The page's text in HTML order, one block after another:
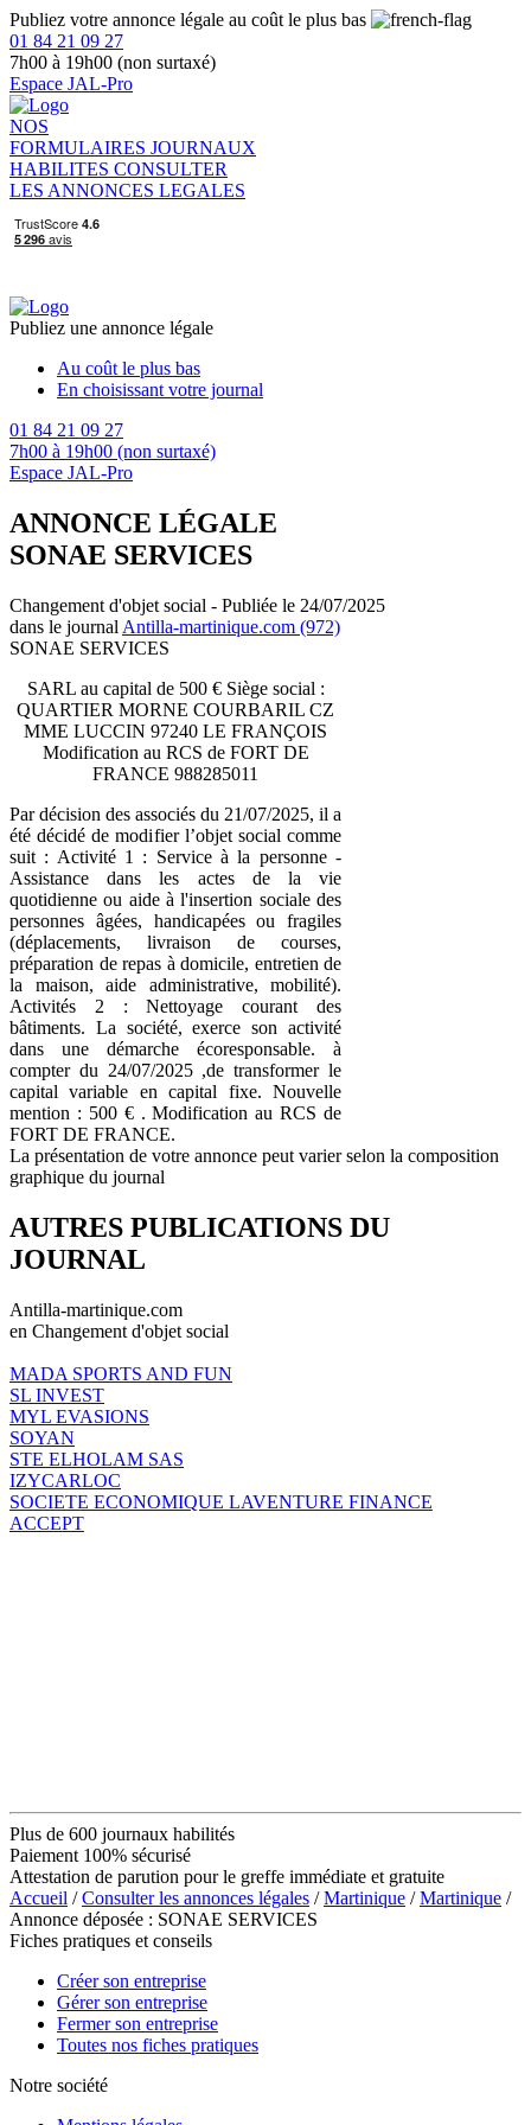
Publiez votre annonce légale au coût le plus bas
01 84 21 09 27
7h00 à 19h00 (non surtaxé)
Espace JAL-Pro
NOS
FORMULAIRES JOURNAUX
HABILITES CONSULTER
LES ANNONCES LEGALES
Publiez une annonce légale
Au coût le plus bas
En choisissant votre journal
01 84 21 09 27
7h00 à 19h00 (non surtaxé)
Espace JAL-Pro
ANNONCE LÉGALE
SONAE SERVICES
Changement d'objet social - Publiée le 24/07/2025
dans le journal Antilla-martinique.com (972)
SONAE SERVICES
SARL au capital de 500 € Siège social :
QUARTIER MORNE COURBARIL CZ
MME LUCCIN 97240 LE FRANÇOIS
Modification au RCS de FORT DE
FRANCE 988285011
Par décision des associés du 21/07/2025, il a
été décidé de modifier l’objet social comme
suit : Activité 1 : Service à la personne -
Assistance dans les actes de la vie
quotidienne ou aide à l'insertion sociale des
personnes âgées, handicapées ou fragiles
(déplacements, livraison de courses,
préparation de repas à domicile, entretien de
la maison, aide administrative, mobilité).
Activités 2 : Nettoyage courant des
bâtiments. La société, exerce son activité
dans une démarche écoresponsable. à
compter du 24/07/2025 ,de transformer le
capital variable en capital fixe. Nouvelle
mention : 500 € . Modification au RCS de
FORT DE FRANCE.
La présentation de votre annonce peut varier selon la composition
graphique du journal
AUTRES PUBLICATIONS DU
JOURNAL
Antilla-martinique.com
en Changement d'objet social
MADA SPORTS AND FUN
SL INVEST
MYL EVASIONS
SOYAN
STE ELHOLAM SAS
IZYCARLOC
SOCIETE ECONOMIQUE LAVENTURE FINANCE
ACCEPT
Plus de 600 journaux habilités
Paiement 100% sécurisé
Attestation de parution pour le greffe immédiate et gratuite
Accueil /Consulter les annonces légales /Martinique /Martinique /
Annonce déposée : SONAE SERVICES
Fiches pratiques et conseils
Créer son entreprise
Gérer son entreprise
Fermer son entreprise
Toutes nos fiches pratiques
Notre société